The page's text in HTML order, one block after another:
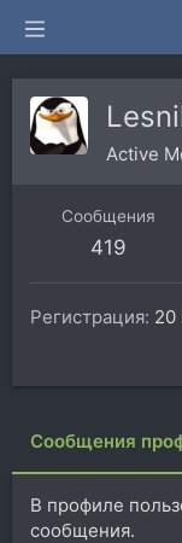
Active
Сообщения
419
Регистрация 20
Сообщения
В профиле
сообщения.